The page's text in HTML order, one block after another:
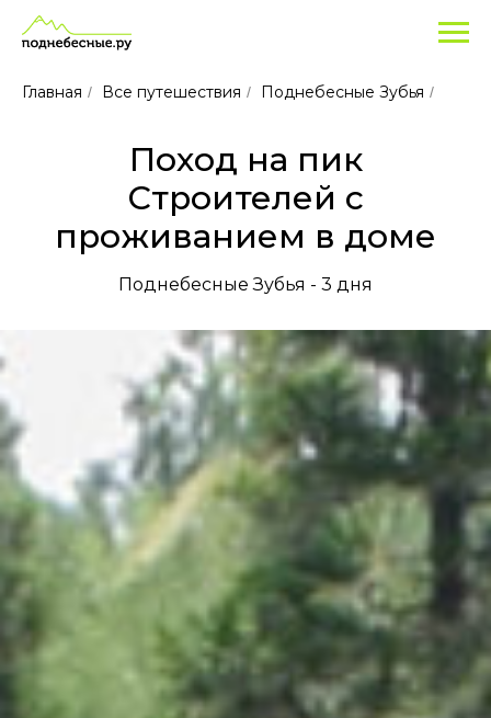
Главная / Все путешествия / Поднебесные Зубья /
Поход на пик
Строителей с
проживанием в доме
Поднебесные Зубья - 3 дня